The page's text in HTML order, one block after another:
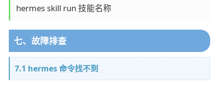
七、故障排查
7.1 hermes 命令找不到